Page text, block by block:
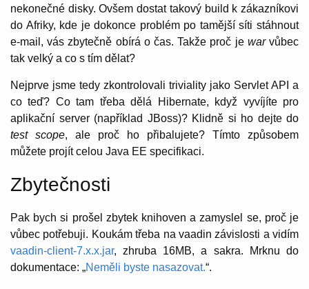
nekonečné disky. Ovšem dostat takový build k zákazníkovi
do Afriky, kde je dokonce problém po tamější síti stáhnout
e-mail, vás zbytečně obírá o čas. Takže proč je warvůbec
tak velký a co s tím dělat?
Nejprve jsme tedy zkontrolovali triviality jako Servlet API a
co teď? Co tam třeba dělá Hibernate, když vyvíjíte pro
aplikační server (například JBoss)? Klidně si ho dejte do
test scope, ale proč ho přibalujete? Tímto způsobem
můžete projít celou Java EE specifikaci.
Zbytečnosti
Pak bych si prošel zbytek knihoven a zamyslel se, proč je
vůbec potřebuji. Koukám třeba na vaadin závislosti a vidím
vaadin-client-7.x.x.jar, zhruba 16MB, a sakra. Mrknu do
dokumentace: „Neměli byste nasazovat.“.